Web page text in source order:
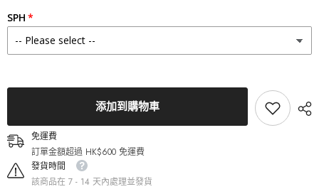
芝
瞳
247
眼
（10
片）
數
量
瞳
247
眼
（10
的
數
量
SPH
添加到購物車
免運費
訂單金額超過 HK$600 免運費
發貨時間
該商品在 7 - 14 天內處理並發貨